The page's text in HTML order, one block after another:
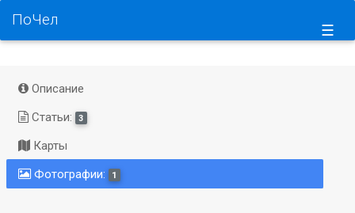
☰
ПоЧел
Описание
Статьи:
3
Карты
Фотографии:
1